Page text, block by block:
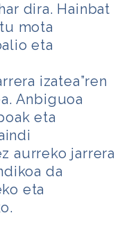
dira. Hainbat
mota
eta
izatea”ren
Anbiguoa
eta
aurreko jarrera
da
eta